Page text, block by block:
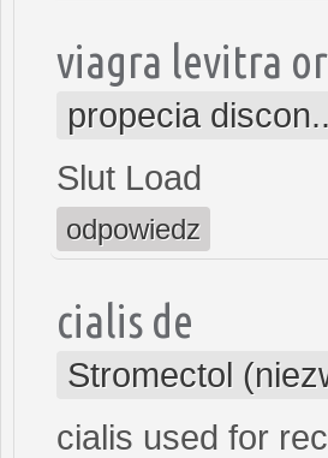
viagra levitra
propecia
Slut Load
odpowiedz
cialis de
Stromectol
cialis used for